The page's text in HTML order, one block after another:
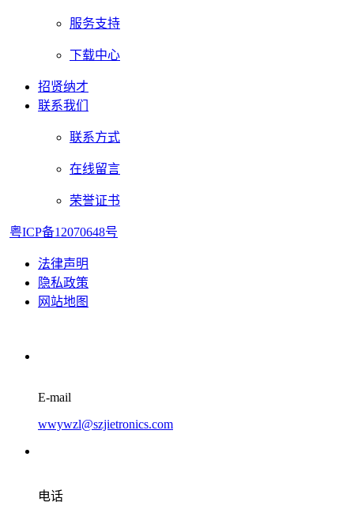
服务支持
下载中心
招贤纳才
联系我们
联系方式
在线留言
荣誉证书
粤ICP备12070648号
法律声明
隐私政策
网站地图
E-mail
wwywzl@szjietronics.com
电话